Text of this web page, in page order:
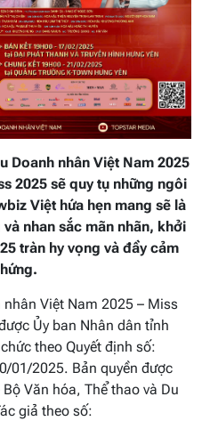
Doanh nhân Việt Nam 2025
2025 sẽ quy tụ những ngôi
Việt hứa hẹn mang sẽ là
nhan sắc mãn nhãn, khởi
tràn hy vọng và đầy cảm
hứng.
Việt Nam 2025 – Miss
Ủy ban Nhân dân tỉnh
theo Quyết định số:
01/2025. Bản quyền được
Văn hóa, Thể thao và Du
giả theo số: